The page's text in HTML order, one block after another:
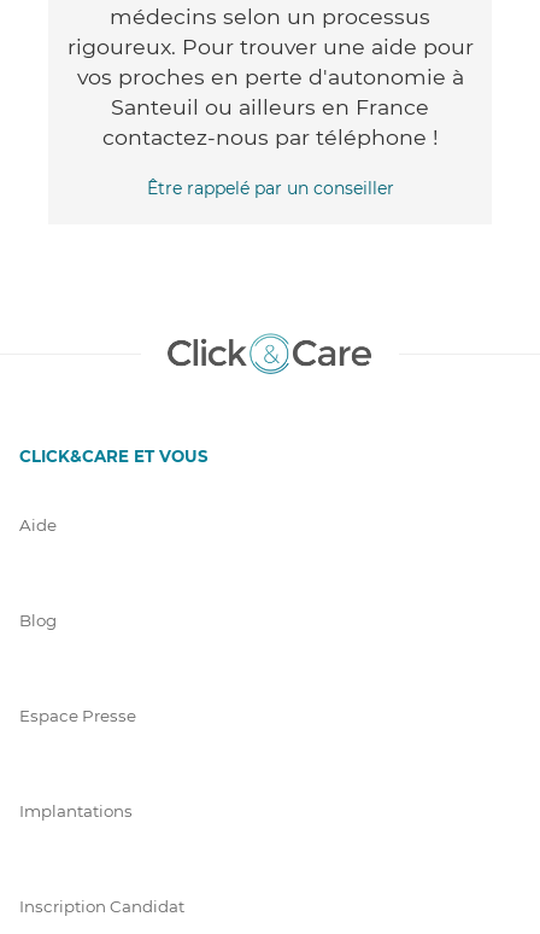
médecins selon un processus
rigoureux. Pour trouver une aide pour
vos proches en perte d'autonomie à
Santeuil ou ailleurs en France
contactez-nous par téléphone !
Être rappelé par un conseiller
CLICK&CARE ET VOUS
Aide
Blog
Espace Presse
Implantations
Inscription Candidat